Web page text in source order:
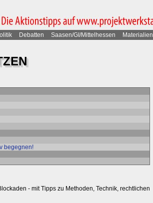
Debatten Saasen/GI/Mittelhessen Materialien
begegnen!
- mit Tipps zu Methoden, Technik, rechtlichen